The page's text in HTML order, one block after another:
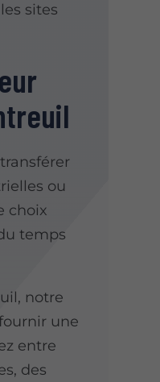
sites
ou
choix
temps
notre
une
entre
des